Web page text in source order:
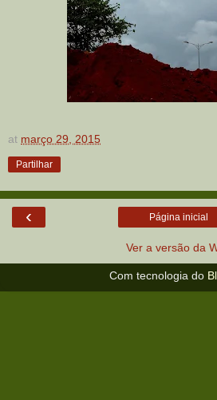
at março 29, 2015
Partilhar
‹ Página inicial
Ver a versão da
Com tecnologia do